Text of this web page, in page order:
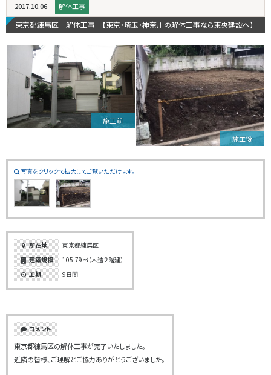
2017.10.06 解体工事
東京都練馬区 解体工事 【東京・埼玉・神奈川の解体工事なら東央建設へ】
施工前
施工後
写真をクリックで拡大してご覧いただけます。
所在地
東京都練馬区
建築規模
105.79㎡（木造２階建）
工期
9日間
コメント
東京都練馬区の解体工事が完了いたしました。
近隣の皆様、ご理解とご協力ありがとうございました。